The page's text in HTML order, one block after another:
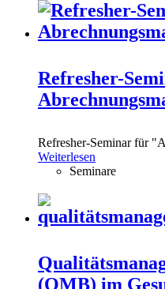
Refresher-
Refresher-Seminar für
Weiterlesen
Seminare
(QMB) im